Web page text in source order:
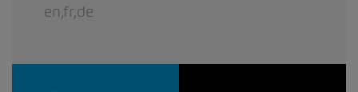
en,fr,de